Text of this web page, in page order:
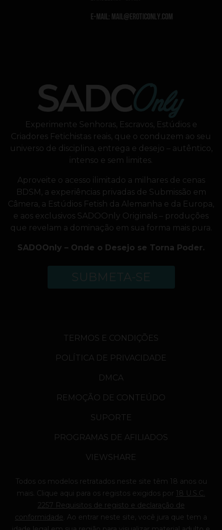
Experimente Senhoras, Escravos, Estúdios e
Criadores Fetichistas reais, que o conduzem ao seu
universo de disciplina, entrega e desejo – autêntico,
intenso e sem limites.
Aproveite o acesso ilimitado a milhares de cenas
BDSM, a experiências privadas de Submissão em
Câmera, a Estúdios Fetish da Alemanha e da Europa,
e aos exclusivos SADOOnly Originals – produções
que revelam a dominação em sua forma mais pura.
SADOOnly – Onde o Desejo se Torna Poder.
SUBMETA-SE
TERMOS E CONDIÇÕES
POLÍTICA DE PRIVACIDADE
DMCA
REMOÇÃO DE CONTEÚDO
SUPORTE
PROGRAMAS DE AFILIADOS
VIEWSHARE
Todos os modelos retratados neste site têm 18 anos ou
mais. Clique aqui para os registos exigidos por 18 U.S.C.
2257 Requisitos de registo e declaração de
conformidade . Ao entrar neste site, você jura que tem a